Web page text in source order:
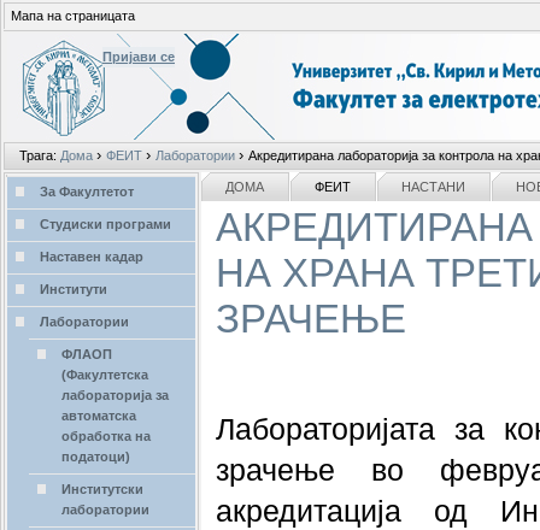
Лични
алати
Пријави се
Трага: Дома › ФЕИТ › Лаборатории › Акредитирана лабораторија за контрола на
Мапа на страницата
делови
ДОМА ФЕИТ НАСТАНИ
НА ХРАНА
ЗРАЧЕЊЕ
Лабораторијата за
зрачење во
акредитација од
NAVIGATION
За Факултетот
Студиски програми
Наставен кадар
Институти
Лаборатории
ФЛАОП
(Факултетска
лабораторија за
автоматска
обработка на
податоци)
Институтски
лаборатории